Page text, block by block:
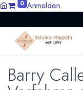
0 Anmelden
Barry